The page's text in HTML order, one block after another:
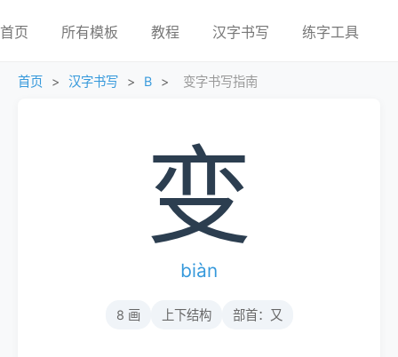
首页 所有模板 教程 汉字书写 练字工具
首页 > 汉字书写 > B > 变字书写指南
变
biàn
8 画 上下结构 部首：又